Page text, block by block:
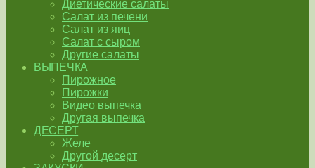
Диетические салаты
Салат из печени
Салат из яиц
Салат с сыром
Другие салаты
ВЫПЕЧКА
Пирожное
Пирожки
Видео выпечка
Другая выпечка
ДЕСЕРТ
Желе
Другой десерт